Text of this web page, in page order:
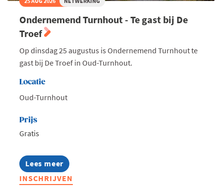
Ondernemend Turnhout - Te gast bij De
Troef
Op dinsdag 25 augustus is Ondernemend Turnhout te
gast bij De Troef in Oud-Turnhout.
Locatie
Oud-Turnhout
Prijs
Gratis
Lees meer
about
Ondernemend
Turnhout
INSCHRIJVEN